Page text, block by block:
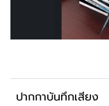
ปากกาบันทึกเสียง